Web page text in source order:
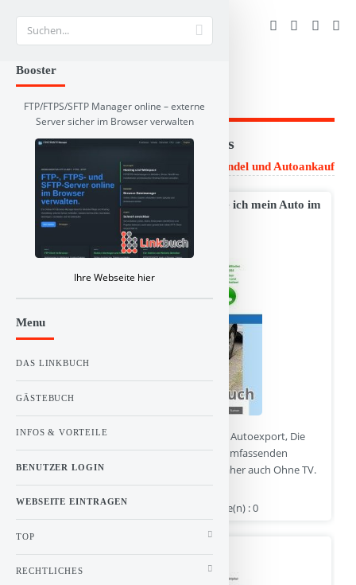
Branchen und RSS-Verzeichnis
Linkbuch>Auto und Verkehr Autohandel und Autoankauf
Autoankauf Bundesweit I Wo verkaufe ich mein Auto im
Bundesgebiet
Gebrauchtwagen und Unfallwagen für den Autoexport, Die
Firma Autoankauf Stress frei bietet einen umfassenden
Autohandel Speziell für den Autoexport daher auch Ohne TV.
autoankauf-stressfrei.de | Hits : 1 | Stimme(n) : 0
Booster
FTP/FTPS/SFTP Manager online – externe
Server sicher im Browser verwalten
Ihre Webseite hier
Menu
DAS LINKBUCH
GÄSTEBUCH
INFOS & VORTEILE
BENUTZER LOGIN
WEBSEITE EINTRAGEN
TOP
RECHTLICHES